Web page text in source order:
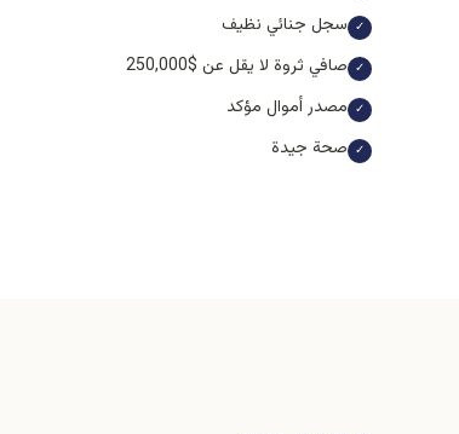
✓ سجل جنائي نظيف
✓ صافي ثروة لا يقل عن $250,000
✓ مصدر أموال مؤكد
✓ صحة جيدة